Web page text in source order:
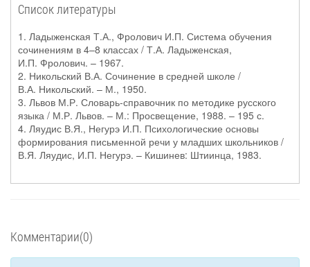
Список литературы
1. Ладыженская Т.А., Фролович И.П. Система обучения
сочинениям в 4–8 классах / Т.А. Ладыженская,
И.П. Фролович. – 1967.
2. Никольский В.А. Сочинение в средней школе /
В.А. Никольский. – М., 1950.
3. Львов М.Р. Словарь-справочник по методике русского
языка / М.Р. Львов. – М.: Просвещение, 1988. – 195 с.
4. Ляудис В.Я., Негурэ И.П. Психологические основы
формирования письменной речи у младших школьников /
В.Я. Ляудис, И.П. Негурэ. – Кишинев: Штиинца, 1983.
Комментарии(0)